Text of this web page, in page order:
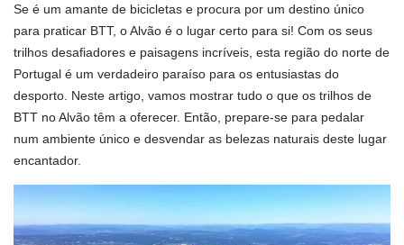
Se é um amante de bicicletas e procura por um destino único
para praticar BTT, o Alvão é o lugar certo para si! Com os seus
trilhos desafiadores e paisagens incríveis, esta região do norte de
Portugal é um verdadeiro paraíso para os entusiastas do
desporto. Neste artigo, vamos mostrar tudo o que os trilhos de
BTT no Alvão têm a oferecer. Então, prepare-se para pedalar
num ambiente único e desvendar as belezas naturais deste lugar
encantador.